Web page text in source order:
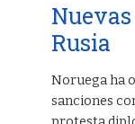
Rusia
Noruega ha
sanciones